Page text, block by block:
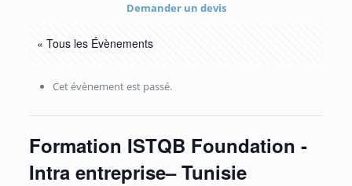
Demander un devis
« Tous les Évènements
Cet évènement est passé.
Formation ISTQB Foundation -
Intra entreprise– Tunisie